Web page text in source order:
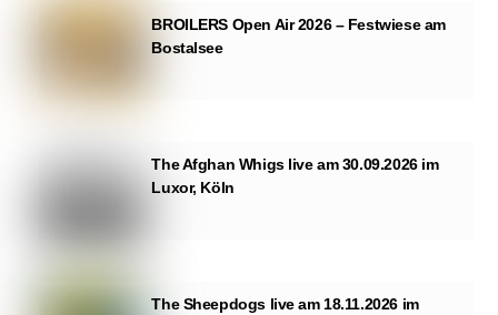
BROILERS Open Air 2026 – Festwiese am
Bostalsee
The Afghan Whigs live am 30.09.2026 im
Luxor, Köln
The Sheepdogs live am 18.11.2026 im